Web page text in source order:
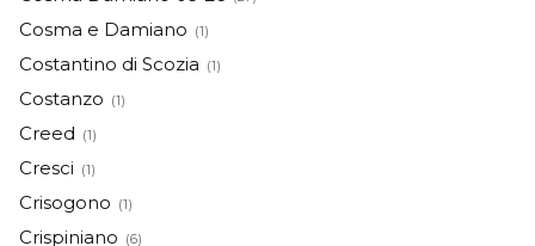
Cosma e Damiano (1)
Costantino di Scozia (1)
Costanzo (1)
Creed (1)
Cresci (1)
Crisogono (1)
Crispiniano (6)